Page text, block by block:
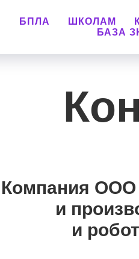
БПЛА ШКОЛАМ
БАЗА
Компания
и
и